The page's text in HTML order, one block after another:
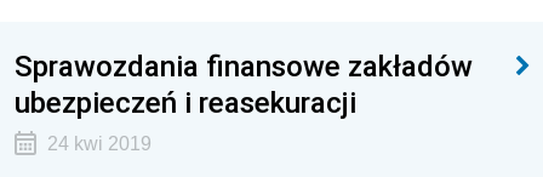
Sprawozdania finansowe zakładów
ubezpieczeń i reasekuracji
24 kwi 2019